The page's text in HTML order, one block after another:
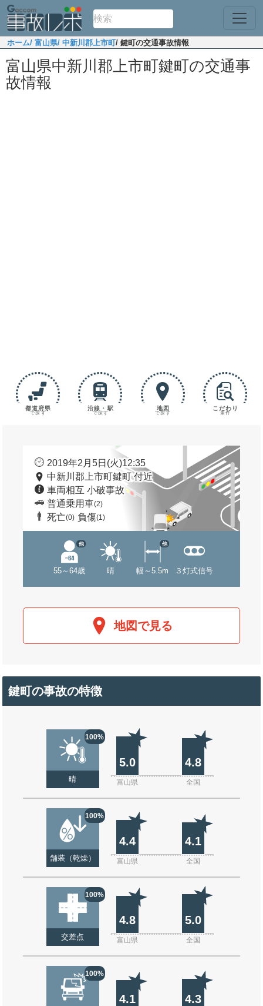
ホーム/ 富山県/ 中新川郡上市町/ 鍵町の交通事故情報
富山県中新川郡上市町鍵町の交通事
故情報
都道府県
で探す
沿線・駅
で探す
地図
で探す
こだわり
条件
2019年2月5日(火)12:35
中新川郡上市町鍵町 付近
車両相互 小破事故
普通乗用車(2)
死亡(0) 負傷(1)
55～64歳
他
晴 幅～5.5m
他
３灯式信号
地図で見る
鍵町の事故の特徴
100%
晴
5.0 4.8
富山県 全国
100%
舗装（乾燥）
4.4 4.1
富山県 全国
100%
交差点
4.8 5.0
富山県 全国
100%
4.1 4.3